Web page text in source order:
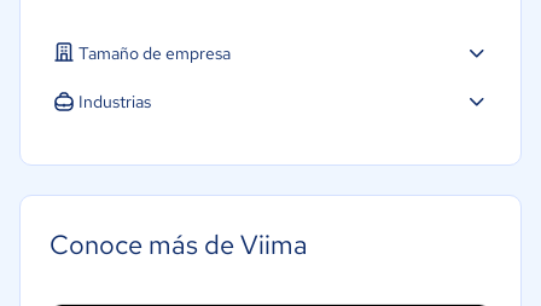
Tamaño de empresa
Industrias
Conoce más de Viima